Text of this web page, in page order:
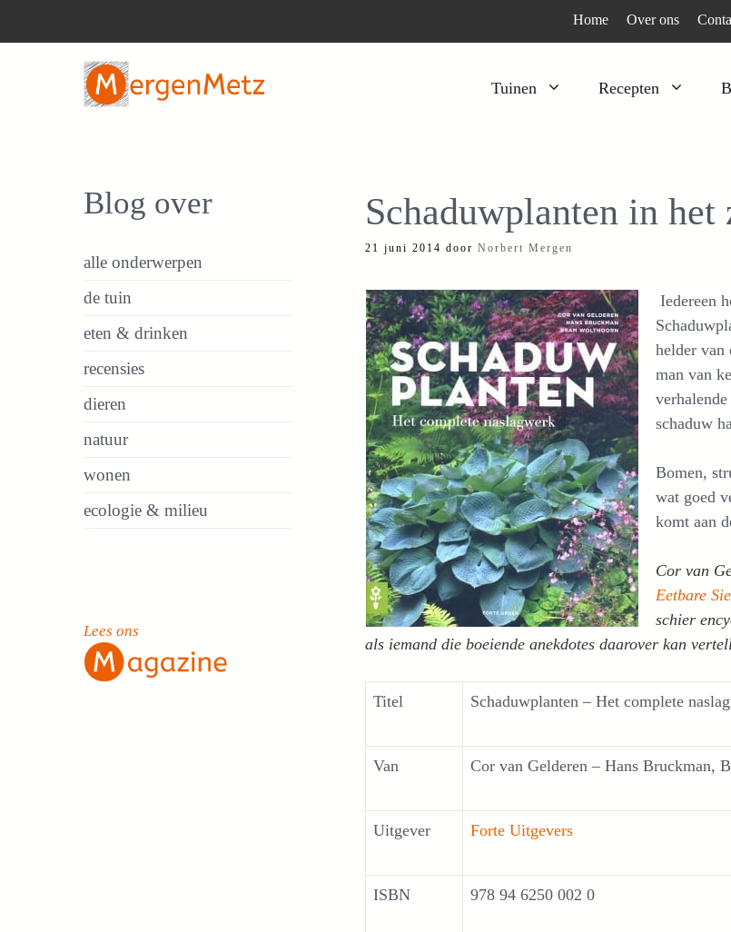
Home Over ons
Tuinen Recepten
Kruiden
Moestuin
Voedselbos
Schaduwplanten in het
21 juni 2014 door Norbert Mergen
Iedereen
helder van
man van
schaduw
Bomen,
wat goed
komt aan
Cor van
Eetbare
schier
als iemand die boeiende anekdotes daarover kan
Titel Schaduwplanten – Het complete
Van Cor van Gelderen – Hans Bruckman,
Uitgever Forte Uitgevers
ISBN 978 94
Blog over
alle onderwerpen
de tuin
eten & drinken
recensies
dieren
natuur
wonen
ecologie & milieu
Lees ons